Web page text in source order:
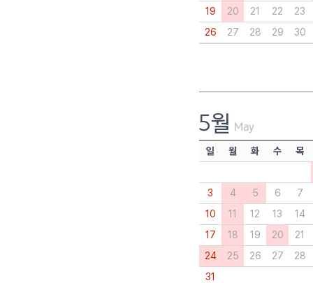
19
20 21 22
23
26
27 28 29 30
일 월 화 수 목
3 4 5 6
7
10
11 12 13
14
17
18 19 20
21
24
25 26 27
28
31